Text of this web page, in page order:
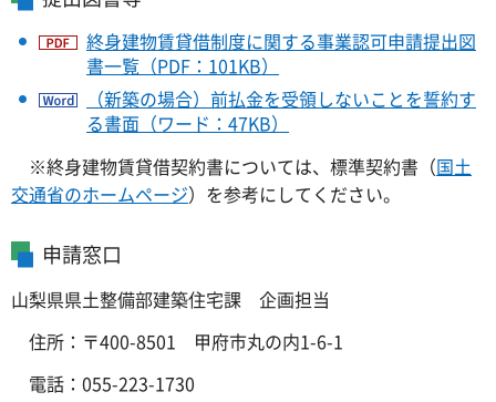
終身建物賃貸借制度に関する事業認可申請提出図
書一覧（PDF：101KB）
（新築の場合）前払金を受領しないことを誓約す
る書面（ワード：47KB）
※終身建物賃貸借契約書については、標準契約書（国土
交通省のホームページ）を参考にしてください。
申請窓口
山梨県県土整備部建築住宅課 企画担当
住所：〒400-8501 甲府市丸の内1-6-1
電話：055-223-1730